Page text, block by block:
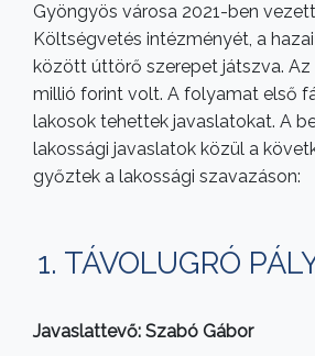
Gyöngyös városa 2021-ben
Költségvetés intézményét, a
között úttörő szerepet játszva. Az
millió forint volt. A folyamat első
lakosok tehettek javaslatokat. A
lakossági javaslatok közül a
győztek a lakossági szavazáson:
1. TÁVOLUGRÓ
Javaslattevő: Szabó Gábor